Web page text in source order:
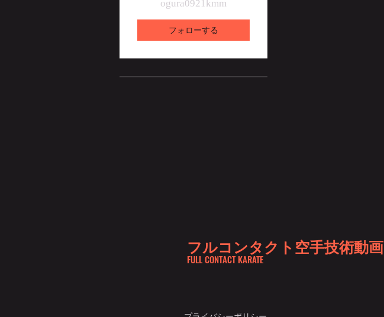
ogura0921kmm
フォローする
フルコンタクト空手技術動画
FULL CONTACT KARATE